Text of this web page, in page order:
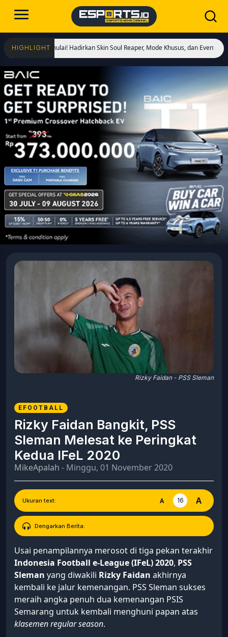
HIGHLIGHT
Kings Dimulai! Hadirkan Skin Soul Reaper, Mode Khusus, dan Event Eksklusif!
Rizky Faidan - PSS Sleman
EFOOTBALL
Rizky Faidan Bangkit, PSS
Sleman Melesat ke Peringkat
Kedua IFeL 2020
MikeApalah - Minggu, 01 November 2020
Ukuran text: A 16 A
Dengarkan Berita:
Usai penampilannya merosot di tiga pekan terakhir
Indonesia Football e-League (IFeL) 2020, PSS
Sleman yang diwakili Rizky Faidan akhirnya
kembali ke jalur kemenangan. PSS Sleman sukses
meraih angka penuh dua kemenangan PSIS
Semarang untuk kembali menghuni papan atas
klasemen regular season.